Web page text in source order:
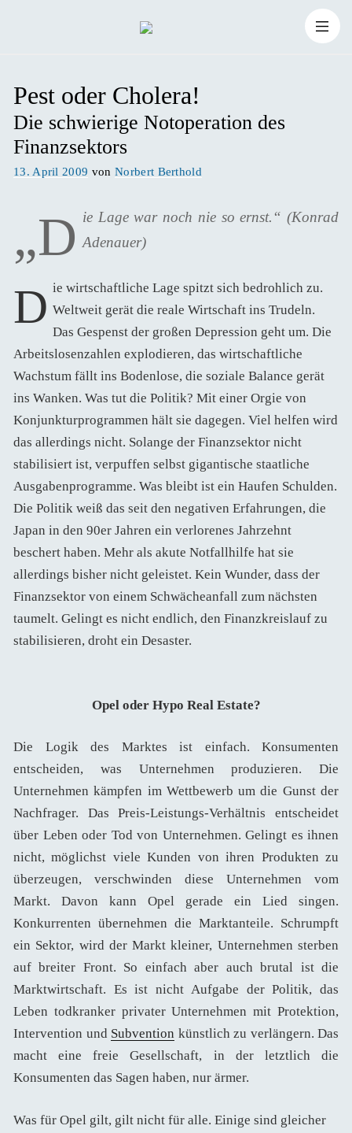
Inhalt
springen
nach:
Pest oder Cholera!
Die schwierige Notoperation des
Finanzsektors
Veröffentlicht
13. April 2009 vonNorbert Berthold
„D ie Lage war noch nie so ernst.“ (Konrad
Adenauer)
Die wirtschaftliche Lage spitzt sich bedrohlich zu. Weltweit gerät die reale Wirtschaft ins Trudeln.
Das Gespenst der großen Depression geht um. Die
Arbeitslosenzahlen explodieren, das wirtschaftliche
Wachstum fällt ins Bodenlose, die soziale Balance gerät
ins Wanken. Was tut die Politik? Mit einer Orgie von
Konjunkturprogrammen hält sie dagegen. Viel helfen wird
das allerdings nicht. Solange der Finanzsektor nicht
stabilisiert ist, verpuffen selbst gigantische staatliche
Ausgabenprogramme. Was bleibt ist ein Haufen Schulden.
Die Politik weiß das seit den negativen Erfahrungen, die
Japan in den 90er Jahren ein verlorenes Jahrzehnt
beschert haben. Mehr als akute Notfallhilfe hat sie
allerdings bisher nicht geleistet. Kein Wunder, dass der
Finanzsektor von einem Schwächeanfall zum nächsten
taumelt. Gelingt es nicht endlich, den Finanzkreislauf zu
stabilisieren, droht ein Desaster.
Opel oder Hypo Real Estate?
Die Logik des Marktes ist einfach. Konsumenten
entscheiden, was Unternehmen produzieren. Die
Unternehmen kämpfen im Wettbewerb um die Gunst der
Nachfrager. Das Preis-Leistungs-Verhältnis entscheidet
über Leben oder Tod von Unternehmen. Gelingt es ihnen
nicht, möglichst viele Kunden von ihren Produkten zu
überzeugen, verschwinden diese Unternehmen vom
Markt. Davon kann Opel gerade ein Lied singen.
Konkurrenten übernehmen die Marktanteile. Schrumpft
ein Sektor, wird der Markt kleiner, Unternehmen sterben
auf breiter Front. So einfach aber auch brutal ist die
Marktwirtschaft. Es ist nicht Aufgabe der Politik, das
Leben todkranker privater Unternehmen mit Protektion,
Intervention und Subvention künstlich zu verlängern. Das
macht eine freie Gesellschaft, in der letztlich die
Konsumenten das Sagen haben, nur ärmer.
Was für Opel gilt, gilt nicht für alle. Einige sind gleicher